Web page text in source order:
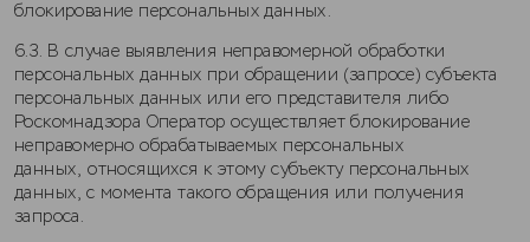
блокирование персональных данных.
6.3. В случае выявления неправомерной обработки
персональных данных при обращении (запросе) субъекта
персональных данных или его представителя либо
Роскомнадзора Оператор осуществляет блокирование
неправомерно обрабатываемых персональных
данных, относящихся к этому субъекту персональных
данных, с момента такого обращения или получения
запроса.